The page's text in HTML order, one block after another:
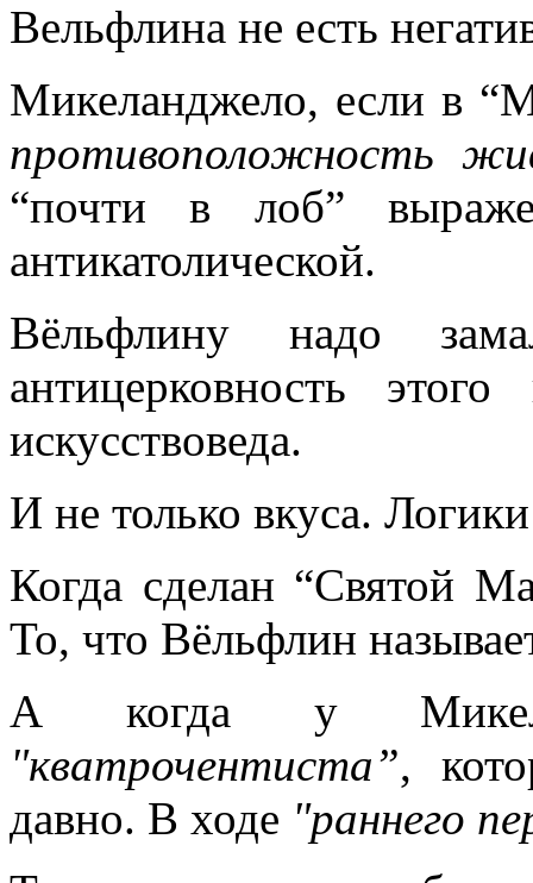
Вельфлина не есть
Микеланджело, если в
противоположность
“почти в лоб”
антикатолической.
Вёльфлину надо
антицерковность
искусствоведа.
И не только вкуса.
Когда сделан “Святой
То, что Вёльфлин
А когда у
"кватрочентиста”,
давно. В ходе "раннего